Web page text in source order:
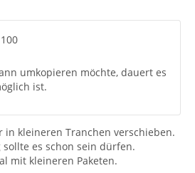
umkopieren möchte, dauert es
ist.
in kleineren Tranchen verschieben.
es schon sein dürfen.
mit kleineren Paketen.